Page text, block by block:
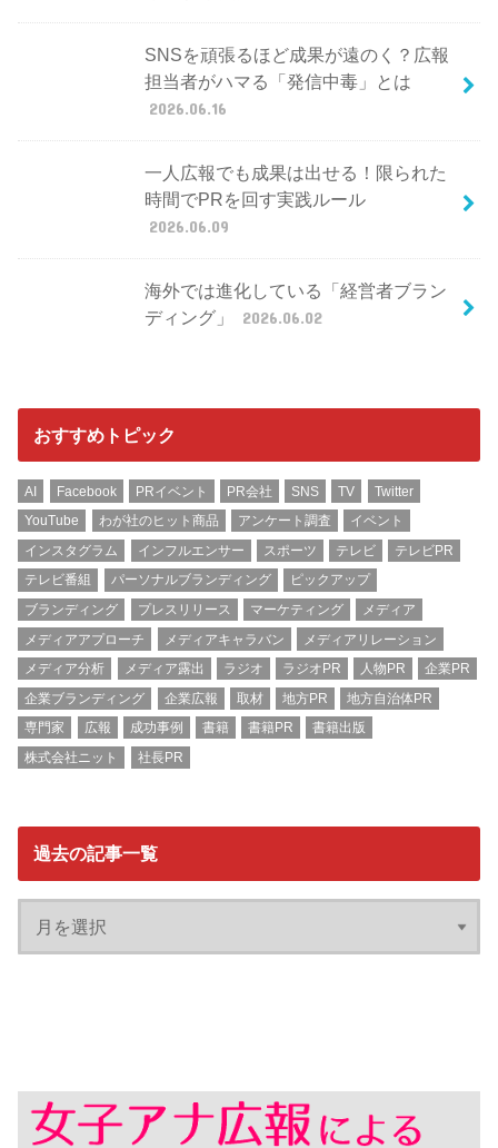
SNSを頑張るほど成果が遠のく？広報
担当者がハマる「発信中毒」とは
2026.06.16
一人広報でも成果は出せる！限られた
時間でPRを回す実践ルール
2026.06.09
海外では進化している「経営者ブラン
ディング」
2026.06.02
おすすめトピック
AI Facebook PRイベント PR会社 SNS TV
Twitter
YouTube
わが社のヒット商品 アンケート調査
イベント
インスタグラム
インフルエンサー スポーツ テレビ
テレビPR
テレビ番組
パーソナルブランディング
ピックアップ
ブランディング
プレスリリース マーケティング
メディア
メディアアプローチ
メディアキャラバン
メディアリレーション
メディア分析
メディア露出 ラジオ ラジオPR 人物PR
企業PR
企業ブランディング
企業広報 取材 地方PR
地方自治体PR
専門家
広報 成功事例 書籍 書籍PR
書籍出版
株式会社ニット
社長PR
過去の記事一覧